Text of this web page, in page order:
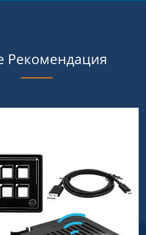
Рекомендация